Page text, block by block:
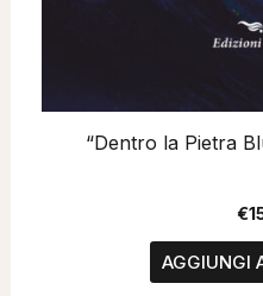
“Dentro la Pietra
€
AGGIUNGI